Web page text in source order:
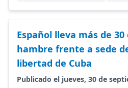
Español lleva más de
hambre frente a sede
libertad de Cuba
Publicado el jueves, 30 de